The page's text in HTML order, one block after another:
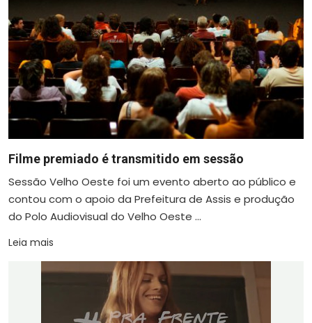
Filme premiado é transmitido em sessão
Sessão Velho Oeste foi um evento aberto ao público e
contou com o apoio da Prefeitura de Assis e produção
do Polo Audiovisual do Velho Oeste ...
Leia mais